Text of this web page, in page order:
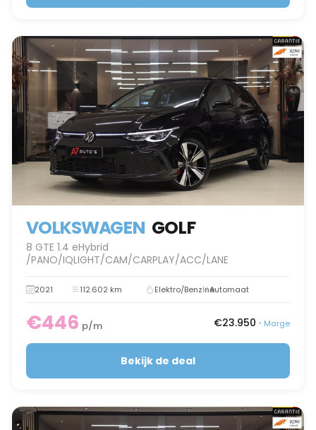
VOLKSWAGEN GOLF
8 GTE 1.4 eHybrid
/PANO/IQLIGHT/CAM/CARPLAY/ACC/LANE
2021 112.602 km Elektro/BenzineAutomaat
€446 p/m €23.950 • Marge
Bekijk de deal